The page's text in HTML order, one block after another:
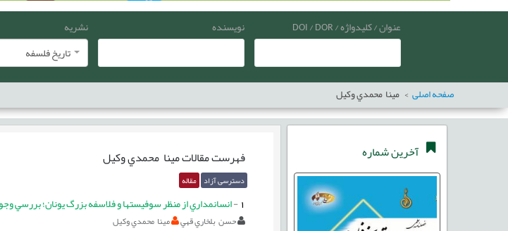
عنوان / کلیدواژه / DOI / DOR نویسنده
نشریه
تاریخ فلسفه
صفحه اصلی مينا محمدي‌ وکيل
آخرین شماره فهرست مقالاتمينا محمدي‌ وکيل
دسترسی آزاد مقاله
1
-انسانمداري از منظر سوفيستها و فلاسفه بزرگ يونان؛ بررسي
حسن بلخاري قهي مينا محمدي‌ وکيل